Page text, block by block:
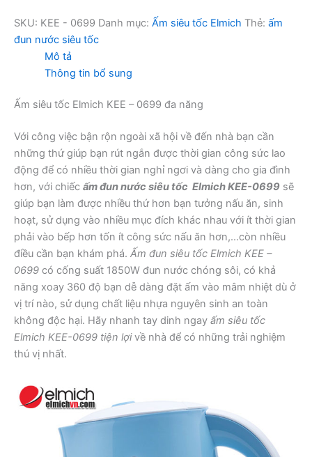
SKU: KEE - 0699 Danh mục: Ấm siêu tốc Elmich Thẻ: ấm
đun nước siêu tốc
Mô tả
Thông tin bổ sung
Ấm siêu tốc Elmich KEE – 0699 đa năng
Với công việc bận rộn ngoài xã hội về đến nhà bạn cần
những thứ giúp bạn rút ngắn được thời gian công sức lao
động để có nhiều thời gian nghỉ ngơi và dàng cho gia đình
hơn, với chiếc ấm đun nước siêu tốc Elmich KEE-0699 sẽ
giúp bạn làm được nhiều thứ hơn bạn tưởng nấu ăn, sinh
hoạt, sử dụng vào nhiều mục đích khác nhau với ít thời gian
phải vào bếp hơn tốn ít công sức nấu ăn hơn,…còn nhiều
điều cần bạn khám phá. Ấm đun siêu tốc Elmich KEE –
0699 có cống suất 1850W đun nước chóng sôi, có khả
năng xoay 360 độ bạn dễ dàng đặt ấm vào mâm nhiệt dù ở
vị trí nào, sử dụng chất liệu nhựa nguyên sinh an toàn
không độc hại. Hãy nhanh tay dinh ngay ấm siêu tốc
Elmich KEE-0699 tiện lợivề nhà để có những trải nghiệm
thú vị nhất.